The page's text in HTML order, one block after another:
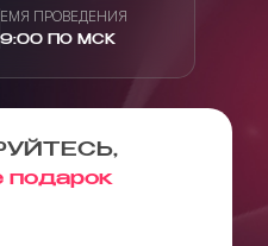
ПРОВЕДЕНИЯ
ПО МСК
подарок